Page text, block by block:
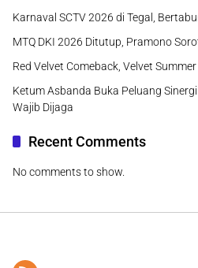
Karnaval SCTV 2026 di Tegal,
MTQ DKI 2026 Ditutup, Pramono
Red Velvet Comeback, Velvet
Ketum Asbanda Buka Peluang
Wajib Dijaga
Recent Comments
No comments to show.